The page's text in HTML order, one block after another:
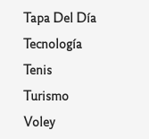
Tapa Del Día
Tecnología
Tenis
Turismo
Voley